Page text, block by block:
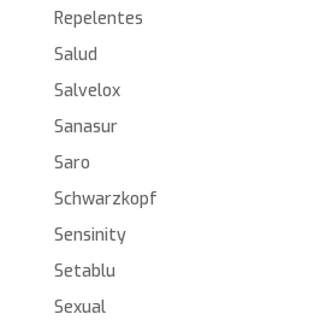
Repelentes
Salud
Salvelox
Sanasur
Saro
Schwarzkopf
Sensinity
Setablu
Sexual